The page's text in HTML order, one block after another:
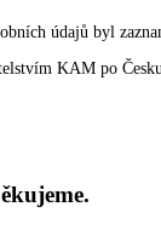
údajů byl
KAM po